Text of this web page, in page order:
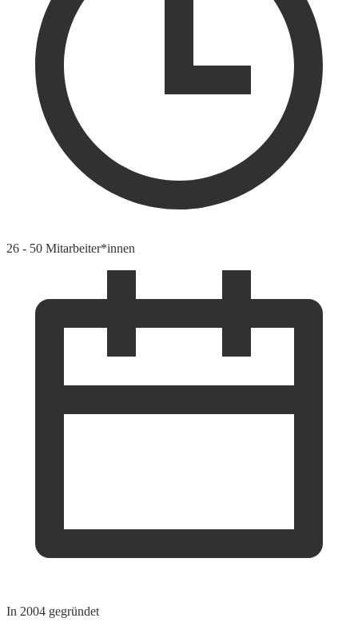
26 - 50 Mitarbeiter*innen
In 2004 gegründet